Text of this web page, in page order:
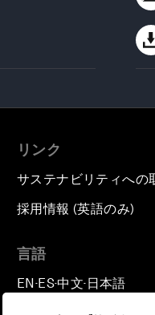
リンク
サステナビリティへの
採用情報 (英語のみ)
言語
EN ▪ES▪中文▪ 日本語